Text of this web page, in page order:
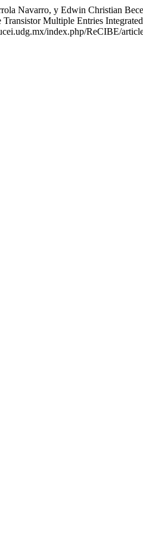
Navarro, y Edwin Christian
Multiple Entries
index.php/ReCIBE/